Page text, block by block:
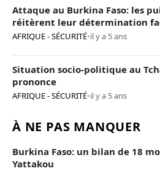
Attaque au Burkina Faso: les
réitèrent leur détermination
AFRIQUE - SÉCURITÉ•il y a 5 ans
Situation socio-politique au
prononce
AFRIQUE - SÉCURITÉ•il y a 5 ans
À NE PAS MANQUER
Burkina Faso: un bilan de 18
Yattakou